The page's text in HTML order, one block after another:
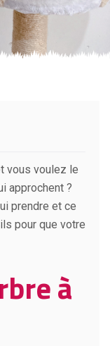
vous voulez le
approchent ?
prendre et ce
pour que votre
à